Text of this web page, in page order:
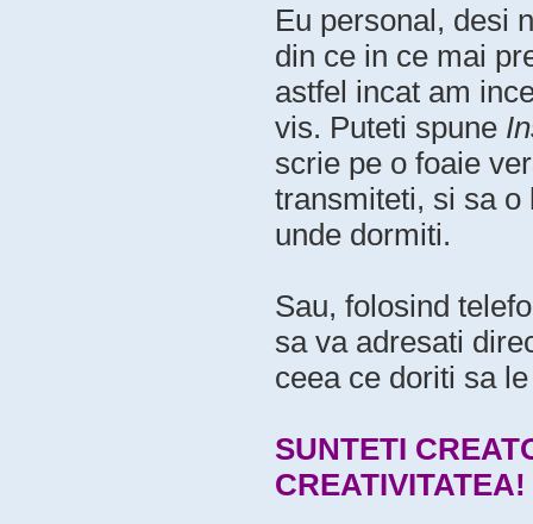
Eu personal, desi
din ce in ce mai
astfel incat am
vis. Puteti spune
scrie pe o foaie
transmiteti, si sa o
unde dormiti.
Sau, folosind
sa va adresati
ceea ce doriti sa
SUNTETI
CREATIVITATEA!